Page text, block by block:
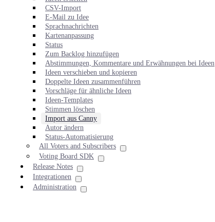
CSV-Import
E-Mail zu Idee
Sprachnachrichten
Kartenanpassung
Status
Zum Backlog hinzufügen
Abstimmungen, Kommentare und Erwähnungen bei Ideen
Ideen verschieben und kopieren
Doppelte Ideen zusammenführen
Vorschläge für ähnliche Ideen
Ideen-Templates
Stimmen löschen
Import aus Canny
Autor ändern
Status-Automatisierung
All Voters and Subscribers
Voting Board SDK
Release Notes
Integrationen
Administration